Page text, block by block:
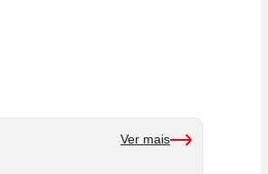
Ver mais